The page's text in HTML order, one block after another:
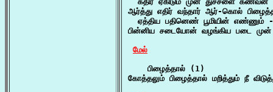
ஆர்த்து எதிர் வந்தார் ஆர்-கொல்
ஏத்திய பதினெண் பூமியின் எண்ணும் -
பின்னிய சடையோன் வழங்கிய படை முன்
மேல்
    பிழைத்தால் (1)
கோத்தலும் பிழைத்தால் மறித்தும் நீ